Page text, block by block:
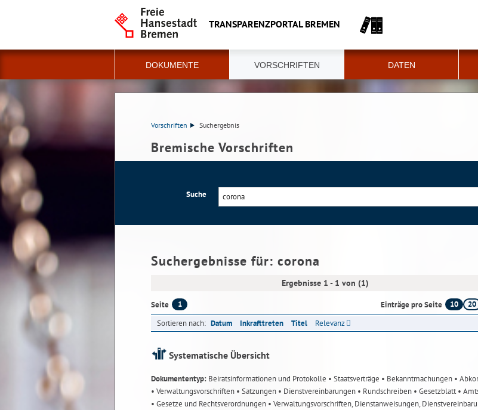
TRANSPARENZPORTAL BREMEN
DOKUMENTE VORSCHRIFTEN DATEN
Vorschriften Suchergebnis
Bremische Vorschriften
Suche
Suchergebnisse für: corona
Ergebnisse 1 - 1 von (1)
Seite 1 Einträge pro Seite 10 20
Sortieren nach: Datum Inkrafttreten Titel Relevanz
Systematische Übersicht
Dokumententyp: Beiratsinformationen und Protokolle • Staatsverträge • Bekanntmachungen •
• Verwaltungsvorschriften • Satzungen • Dienstvereinbarungen • Rundschreiben • Gesetzblatt•
• Gesetze und Rechtsverordnungen • Verwaltungsvorschriften, Dienstanweisungen,